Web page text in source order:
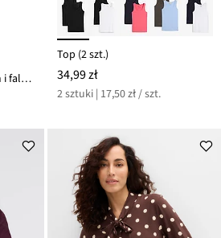
Bluzka z długim rękawem i falbankami
Top (2 szt.)
34,99 zł
2 sztuki | 17,50 zł / szt.